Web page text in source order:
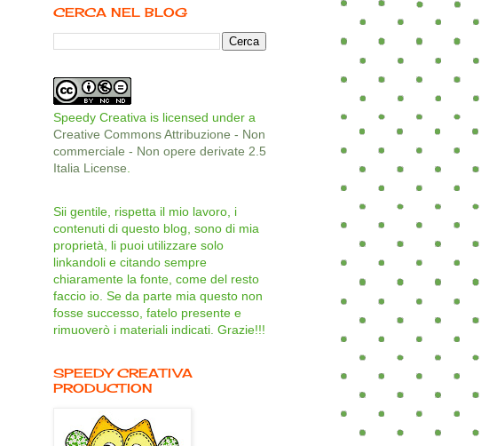
CERCA NEL BLOG
Speedy Creativa is licensed under a
Creative Commons Attribuzione - Non
commerciale - Non opere derivate 2.5
Italia License
Sii gentile, rispetta il mio lavoro, i
contenuti di questo blog, sono di mia
proprietà, li puoi utilizzare solo
linkandoli e citando sempre
chiaramente la fonte, come del resto
faccio io. Se da parte mia questo non
fosse successo, fatelo presente e
rimuoverò i materiali indicati. Grazie!!!
SPEEDY CREATIVA
PRODUCTION